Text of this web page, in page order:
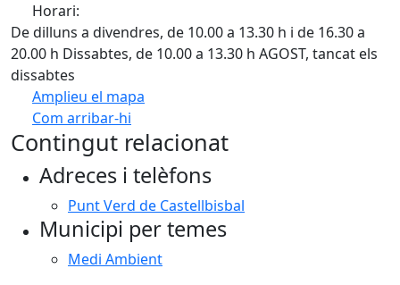
Horari:
De dilluns a divendres, de 10.00 a 13.30 h i de 16.30 a
20.00 h Dissabtes, de 10.00 a 13.30 h AGOST, tancat els
dissabtes
Amplieu el mapa
Com arribar-hi
+
−
Contingut relacionat
Adreces i telèfons
Punt Verd de Castellbisbal
Municipi per temes
Medi Ambient